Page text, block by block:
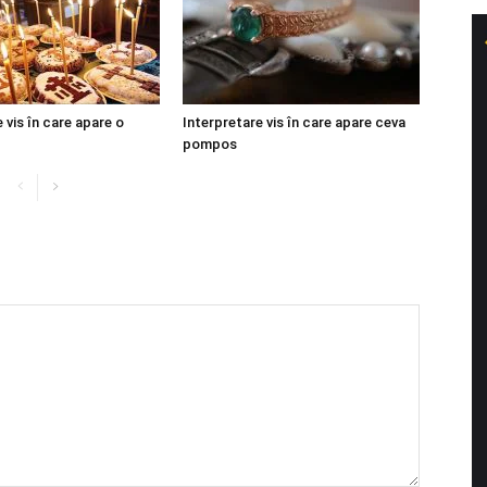
în care apare o
Interpretare vis în care apare ceva
pompos